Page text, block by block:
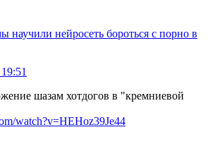
научили нейросеть бороться с порно в
шазам хотдогов в "кремниевой
watch?v=HEHoz39Je44